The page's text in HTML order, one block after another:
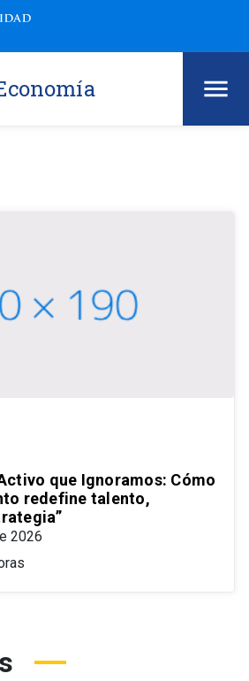
que Ignoramos: Cómo
redefine talento,
2026